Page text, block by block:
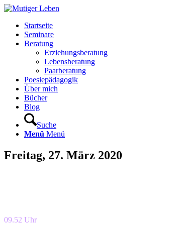
Startseite
Seminare
Beratung
Erziehungsberatung
Lebensberatung
Paarberatung
Poesiepädagogik
Über mich
Bücher
Blog
Suche
Menü Menü
Freitag, 27. März 2020
09.52 Uhr